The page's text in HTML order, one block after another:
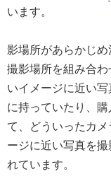
います。
影場所があらかじめ
撮影場所を組み合
いイメージに近い
に持っていたり、
て、どういったカ
ージに近い写真を
れています。